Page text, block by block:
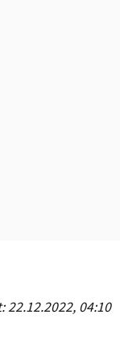
22.12.2022, 04:10